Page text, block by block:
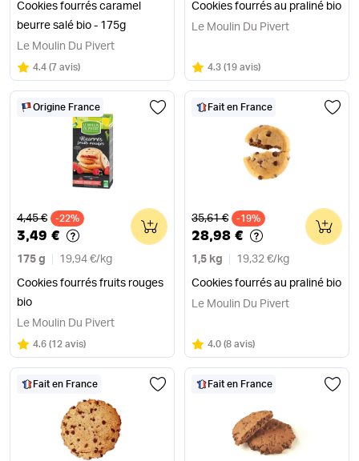
Cookies fourrés caramel
beurre salé bio - 175g
Le Moulin Du Pivert
Note
4.4 sur 5
(7 avis)
Cookies fourrés au praliné bio
Le Moulin Du Pivert
Note
4.3 sur 5
(19 avis)
Origine France
Ancien prix
4,45 € -22%
3,49 €
175 g 19,94 €/ kg
Cookies fourrés fruits rouges
bio
0
Le Moulin Du Pivert
Note
4.6 sur 5
(12 avis)
Fait en France
Ancien prix
35,61 € -19%
28,98 €
1,5 kg 19,32 €/ kg
Cookies fourrés au praliné bio
0
Le Moulin Du Pivert
Note
4.0 sur 5
(8 avis)
Fait en France Fait en France